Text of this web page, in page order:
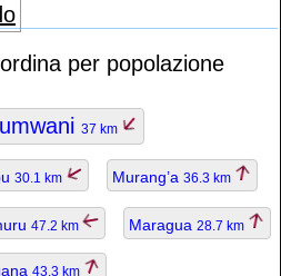
per popolazione
37 km
30.1 km Murang’a 36.3 km
47.2 km Maragua 28.7 km
43.3 km